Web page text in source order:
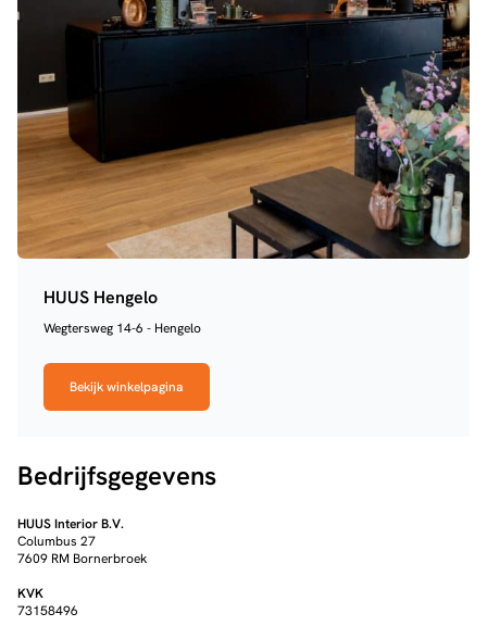
HUUS Hengelo
Wegtersweg 14-6 - Hengelo
Bekijk winkelpagina
Bedrijfsgegevens
HUUS Interior B.V.
Columbus 27
7609 RM Bornerbroek
KVK
73158496